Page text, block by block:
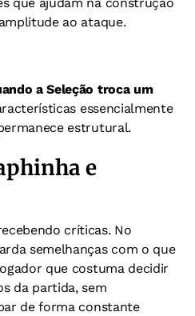
ao ataque.
a Seleção troca um
essencialmente
estrutural.
e
críticas. No
semelhanças com o que
que costuma decidir
da partida, sem
de forma constante